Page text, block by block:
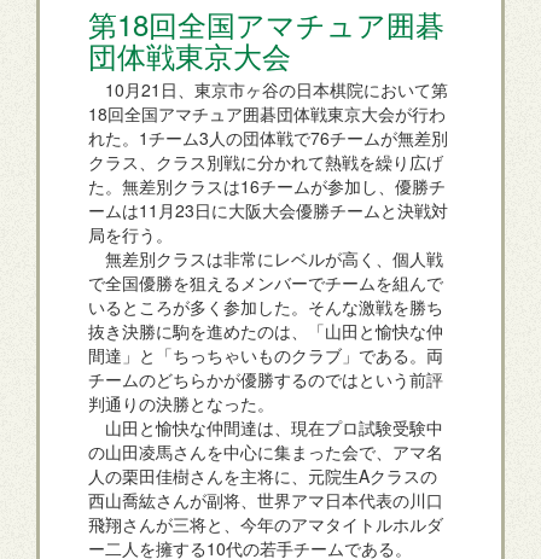
第18回全国アマチュア囲碁
団体戦東京大会
10月21日、東京市ヶ谷の日本棋院において第
18回全国アマチュア囲碁団体戦東京大会が行わ
れた。1チーム3人の団体戦で76チームが無差別
クラス、クラス別戦に分かれて熱戦を繰り広げ
た。無差別クラスは16チームが参加し、優勝チ
ームは11月23日に大阪大会優勝チームと決戦対
局を行う。
無差別クラスは非常にレベルが高く、個人戦
で全国優勝を狙えるメンバーでチームを組んで
いるところが多く参加した。そんな激戦を勝ち
抜き決勝に駒を進めたのは、「山田と愉快な仲
間達」と「ちっちゃいものクラブ」である。両
チームのどちらかが優勝するのではという前評
判通りの決勝となった。
山田と愉快な仲間達は、現在プロ試験受験中
の山田凌馬さんを中心に集まった会で、アマ名
人の栗田佳樹さんを主将に、元院生Aクラスの
西山喬紘さんが副将、世界アマ日本代表の川口
飛翔さんが三将と、今年のアマタイトルホルダ
ー二人を擁する10代の若手チームである。